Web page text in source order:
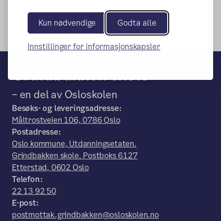
Kun nødvendige Godta alle
Innstillinger for informasjonskapsler
Grindbakken skole
– en del av Osloskolen
Besøks- og leveringsadresse:
Måltrostveien 106, 0786 Oslo
Postadresse:
Oslo kommune, Utdanningsetaten.
Grindbakken skole. Postboks 6127
Etterstad, 0602 Oslo
Telefon:
22 13 92 50
E-post:
postmottak.grindbakken@osloskolen.no